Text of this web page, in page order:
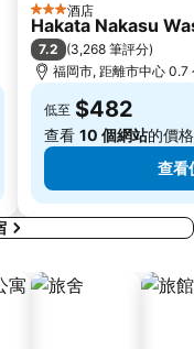
3 星級酒店
Hakata Nakasu
7.2 (3,268 筆評分)
福岡市, 距離市中心 0.7
低至 $482
查看 10 個網站的價格
查看